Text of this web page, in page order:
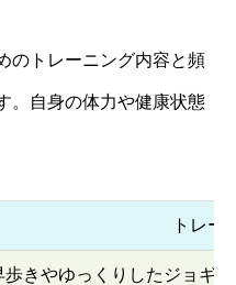
のトレーニング内容と頻
。自身の体力や健康状態
トレー
歩きやゆっくりしたジョギ